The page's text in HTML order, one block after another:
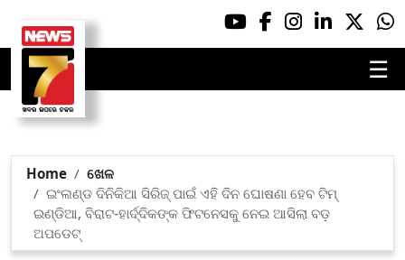
☰
Home
ଖେଳ
ଇଂଲଣ୍ଡ ଦିନିକିଆ ସିରିଜ୍ ପାଇଁ ଏହି ଦିନ ଘୋଷଣା ହେବ ଟିମ୍
ଇଣ୍ଡିଆ, ବିରାଟ-ହାର୍ଦ୍ଦିକଙ୍କ ଫିଟନେସକୁ ନେଇ ଆସିଲା ବଡ଼
ଅପଡେଟ୍‌